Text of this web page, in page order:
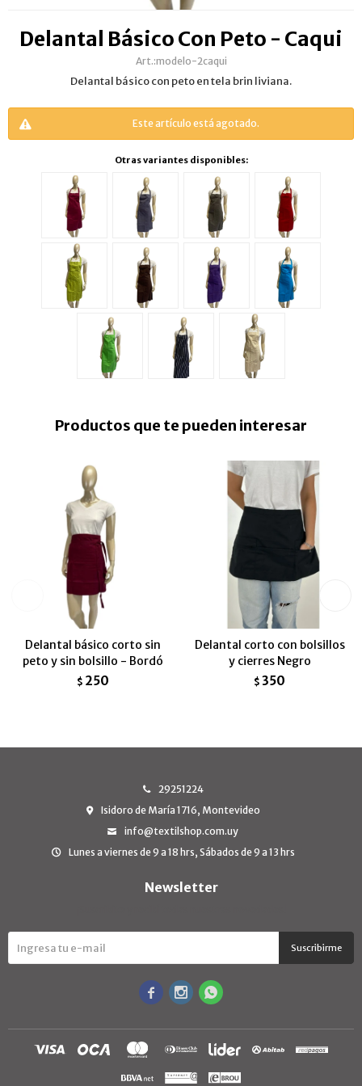
Delantal Básico Con Peto - Caqui
modelo-2caqui
Delantal básico con peto en tela brin liviana.
Este artículo está agotado.
Otras variantes disponibles:
Productos que te pueden interesar
Delantal básico corto sin
peto y sin bolsillo - Bordó
$ 250
Delantal corto con bolsillos
y cierres Negro
$ 350
29251224
Isidoro de María 1716, Montevideo
info@textilshop.com.uy
Lunes a viernes de 9 a 18 hrs, Sábados de 9 a 13 hrs
Newsletter
Suscribirme
  